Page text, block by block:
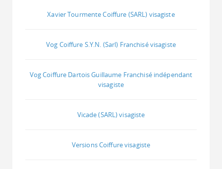
Xavier Tourmente Coiffure (SARL) visagiste
Vog Coiffure S.Y.N. (Sarl) Franchisé visagiste
Vog Coiffure Dartois Guillaume Franchisé indépendant
visagiste
Vicade (SARL) visagiste
Versions Coiffure visagiste